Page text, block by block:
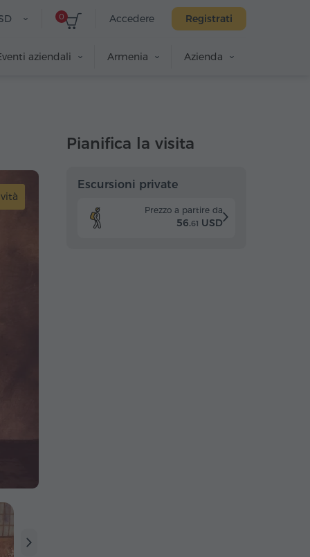
Accedere Registrati
0
aziendali Armenia Azienda
Pianifica la visita
Escursioni private
Prezzo a partire da
56.61 USD